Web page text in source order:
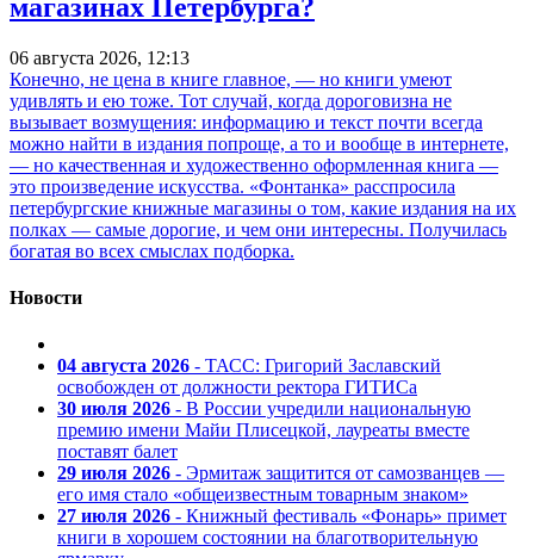
магазинах Петербурга?
06 августа 2026, 12:13
Конечно, не цена в книге главное, — но книги умеют
удивлять и ею тоже. Тот случай, когда дороговизна не
вызывает возмущения: информацию и текст почти всегда
можно найти в издания попроще, а то и вообще в интернете,
— но качественная и художественно оформленная книга —
это произведение искусства. «Фонтанка» расспросила
петербургские книжные магазины о том, какие издания на их
полках — самые дорогие, и чем они интересны. Получилась
богатая во всех смыслах подборка.
Новости
04 августа 2026 - ТАСС: Григорий Заславский
освобожден от должности ректора ГИТИСа
30 июля 2026 - В России учредили национальную
премию имени Майи Плисецкой, лауреаты вместе
поставят балет
29 июля 2026 - Эрмитаж защитится от самозванцев —
его имя стало «общеизвестным товарным знаком»
27 июля 2026 - Книжный фестиваль «Фонарь» примет
книги в хорошем состоянии на благотворительную